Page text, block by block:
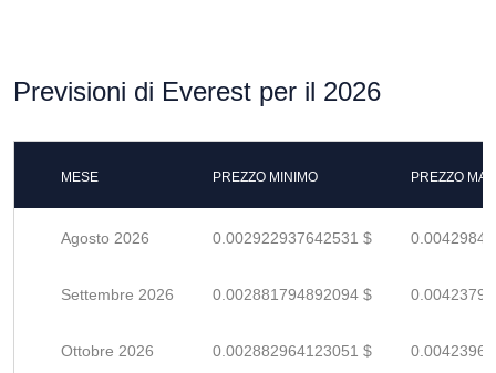
Previsioni di Everest per il 2026
MESE PREZZO MINIMO PREZZO
Agosto 2026 0.002922937642531 $
Settembre 2026 0.002881794892094 $
Ottobre 2026 0.002882964123051 $